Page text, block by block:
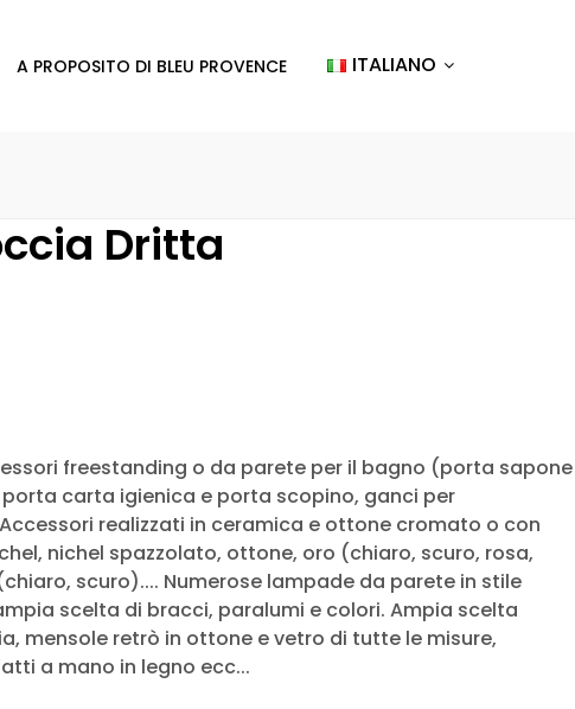
A PROPOSITO DI BLEU PROVENCE ITALIANO
Dritta
freestanding o da parete per il bagno (porta sapone
carta igienica e porta scopino, ganci per
realizzati in ceramica e ottone cromato o con
nichel spazzolato, ottone, oro (chiaro, scuro, rosa,
scuro).... Numerose lampade da parete in stile
scelta di bracci, paralumi e colori. Ampia scelta
mensole retrò in ottone e vetro di tutte le misure,
a mano in legno ecc...